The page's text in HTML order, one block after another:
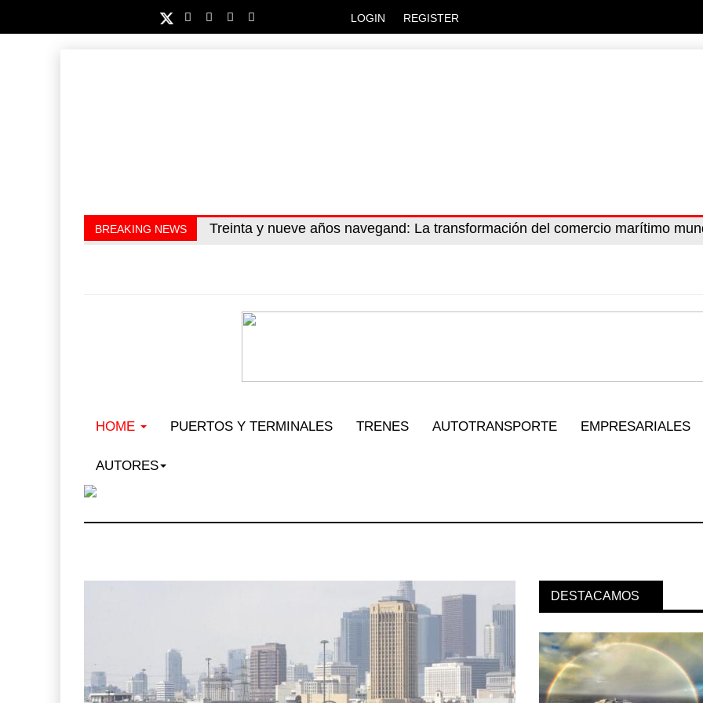
LOGIN REGISTER
BREAKING NEWS Kanasín, evitar crisis ambien
Treinta y nueve años navegand: La transformación del comercio marítimo
HOME PUERTOS Y TERMINALES TRENES AUTOTRANSPORTE EMPRESARIALES
AUTORES
DESTACAMOS
MSC incorpora servicio
PAMEX en ...
12 JUL 2026
MSC incorpora servicio
PAMEX en ...
12 JUL 2026